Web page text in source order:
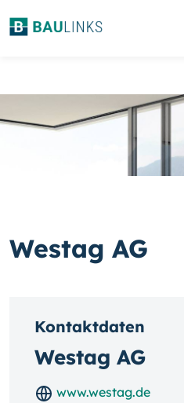
Westag AG
Kontaktdaten
Westag AG
www.westag.de